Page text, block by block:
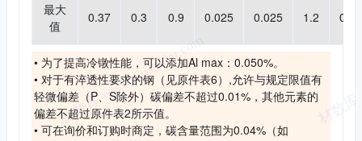
最大
值
0.37 0.3 0.9 0.025 0.025 1.2 0.25
• 为了提高冷镦性能，可以添加Al max：0.050%。
• 对于有淬透性要求的钢（见原件表6）,允许与规定限值有
轻微偏差（P、S除外）碳偏差不超过0.01%，其他元素的
偏差不超过原件表2所示值。
• 可在询价和订购时商定，碳含量范围为0.04%（如